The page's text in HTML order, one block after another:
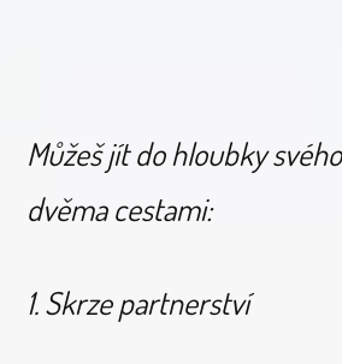
Můžeš jít do hloubky
dvěma cestami:
1. Skrze partnerství